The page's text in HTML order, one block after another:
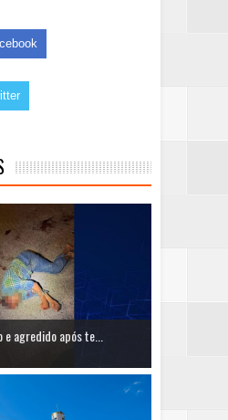
e agredido após te...